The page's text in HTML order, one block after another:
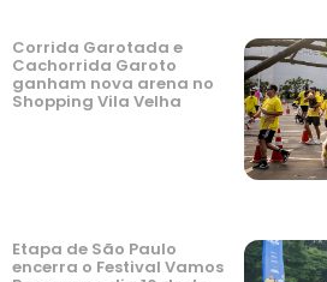
Corrida Garotada e
Cachorrida Garoto
ganham nova arena no
Shopping Vila Velha
Etapa de São Paulo
encerra o Festival Vamos